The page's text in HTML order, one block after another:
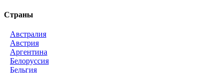
Страны
Австралия
Австрия
Аргентина
Белоруссия
Бельгия